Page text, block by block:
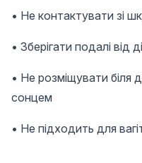
• Не контактувати зі
• Зберігати подалі від
• Не розміщувати біля
сонцем
• Не підходить для